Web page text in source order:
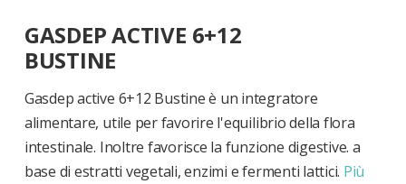
all'inizio
della
galleria
di
immagini
GASDEP ACTIVE 6+12
BUSTINE
Gasdep active 6+12 Bustine è un integratore
alimentare, utile per favorire l'equilibrio della flora
intestinale. Inoltre favorisce la funzione digestive. a
base di estratti vegetali, enzimi e fermenti lattici. Più